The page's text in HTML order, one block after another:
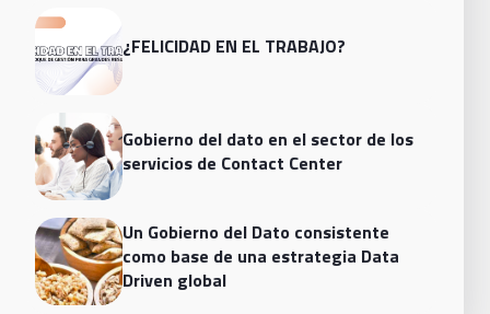
¿FELICIDAD EN EL TRABAJO?
Gobierno del dato en el sector de los
servicios de Contact Center
Un Gobierno del Dato consistente
como base de una estrategia Data
Driven global